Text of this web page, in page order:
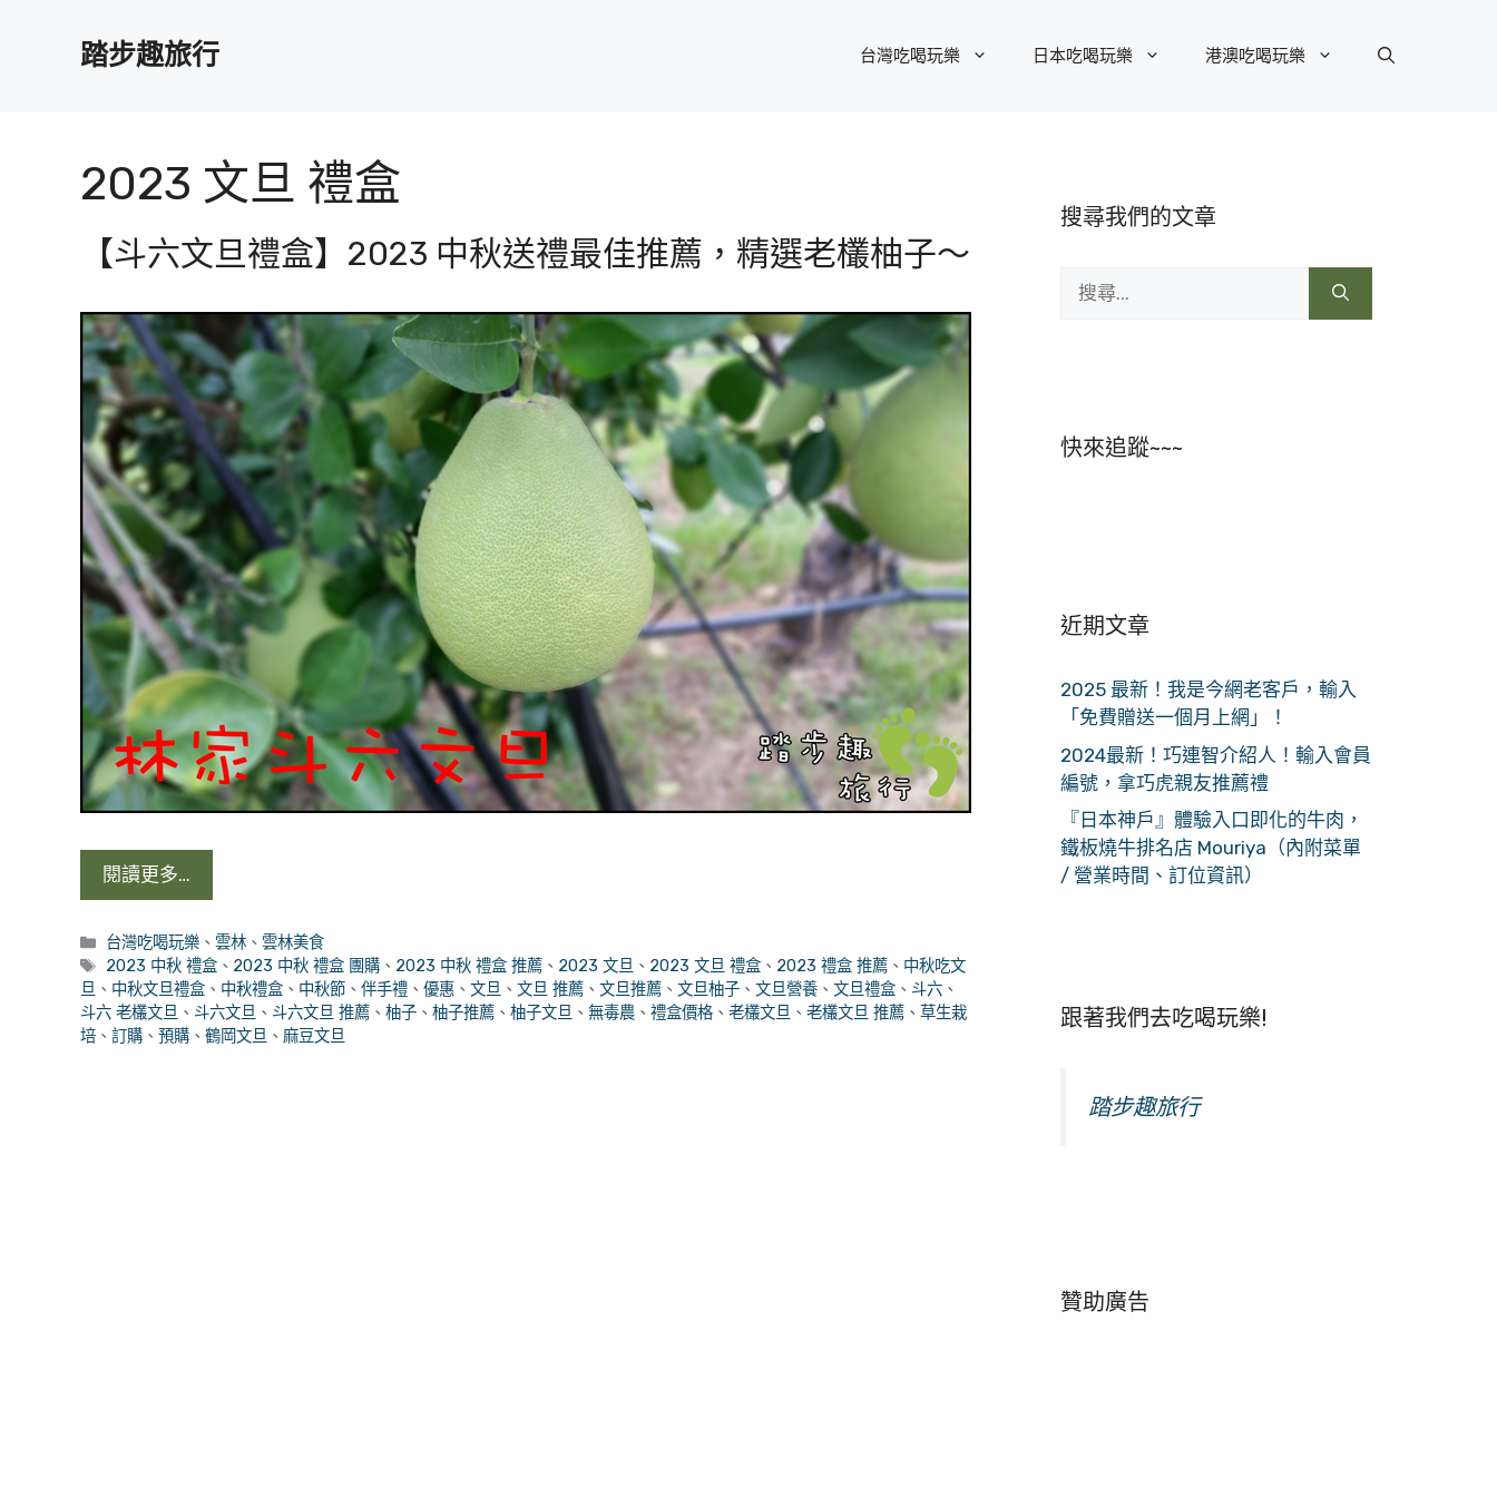
踏步趣旅行 台灣吃喝玩樂 日本吃喝玩樂 港澳吃喝玩樂
2023 文旦 禮盒
【斗六文旦禮盒】2023 中秋送禮最佳推薦，精選老欉柚子～
閱讀更多…
分
類
台灣吃喝玩樂 、雲林 、雲林美食
標
籤
2023 中秋 禮盒 、 2023 中秋 禮盒 團購 、 2023 中秋 禮盒 推薦 、 2023 文旦 、 2023 文旦 禮盒 、 2023 禮盒 推薦 、 中秋吃文
旦 、 中秋文旦禮盒 、 中秋禮盒 、 中秋節 、 伴手禮 、 優惠 、 文旦 、 文旦 推薦 、 文旦推薦 、 文旦柚子 、 文旦營養 、 文旦禮盒 、 斗六 、
斗六 老欉文旦 、 斗六文旦 、 斗六文旦 推薦 、 柚子 、 柚子推薦 、 柚子文旦 、 無毒農 、 禮盒價格 、 老欉文旦 、 老欉文旦 推薦 、 草生栽
培 、 訂購 、 預購 、 鶴岡文旦 、 麻豆文旦
搜尋我們的文章
尋:
快來追蹤~~~
近期文章
2025 最新！我是今網老客戶，輸入
「免費贈送一個月上網」！
2024最新！巧連智介紹人！輸入會員
編號，拿巧虎親友推薦禮
『日本神戶』體驗入口即化的牛肉，
鐵板燒牛排名店 Mouriya（內附菜單
/ 營業時間、訂位資訊）
跟著我們去吃喝玩樂!
踏步趣旅行
贊助廣告